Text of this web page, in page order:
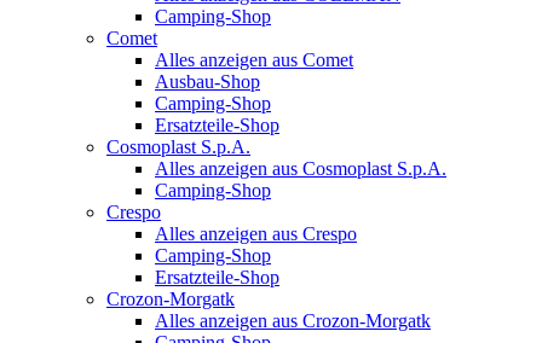
Camping-Shop
Comet
Alles anzeigen aus Comet
Ausbau-Shop
Camping-Shop
Ersatzteile-Shop
Cosmoplast S.p.A.
Alles anzeigen aus Cosmoplast S.p.A.
Camping-Shop
Crespo
Alles anzeigen aus Crespo
Camping-Shop
Ersatzteile-Shop
Crozon-Morgatk
Alles anzeigen aus Crozon-Morgatk